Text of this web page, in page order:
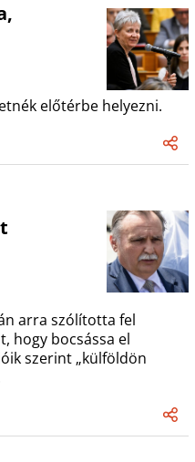
előtérbe helyezni.
arra szólította fel
hogy bocsássa el
szerint „külföldön